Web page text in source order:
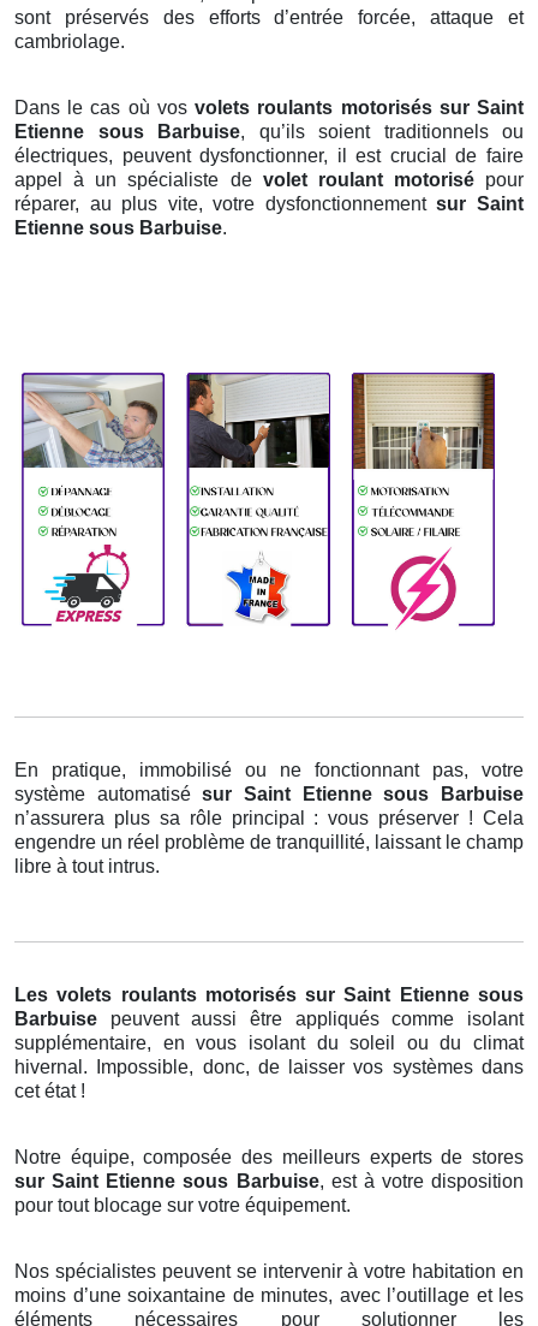
sont préservés des efforts d’entrée forcée, attaque et
cambriolage.
Dans le cas où vosvolets roulants motorisés sur Saint
Etienne sous Barbuise, qu’ils soient traditionnels ou
électriques, peuvent dysfonctionner, il est crucial de faire
appel à un spécialiste de volet roulant motorisépour
réparer, au plus vite, votre dysfonctionnementsur Saint
Etienne sous Barbuise.
En pratique, immobilisé ou ne fonctionnant pas, votre
système automatisésur Saint Etienne sous Barbuise
n’assurera plus sa rôle principal : vous préserver ! Cela
engendre un réel problème de tranquillité, laissant le champ
libre à tout intrus.
Les volets roulants motorisés sur Saint Etienne sous
Barbuise peuvent aussi être appliqués comme isolant
supplémentaire, en vous isolant du soleil ou du climat
hivernal. Impossible, donc, de laisser vos systèmes dans
cet état !
Notre équipe, composée des meilleurs experts de stores
sur Saint Etienne sous Barbuise, est à votre disposition
pour tout blocage sur votre équipement.
Nos spécialistes peuvent se intervenir à votre habitation en
moins d’une soixantaine de minutes, avec l’outillage et les
éléments nécessaires pour solutionner les